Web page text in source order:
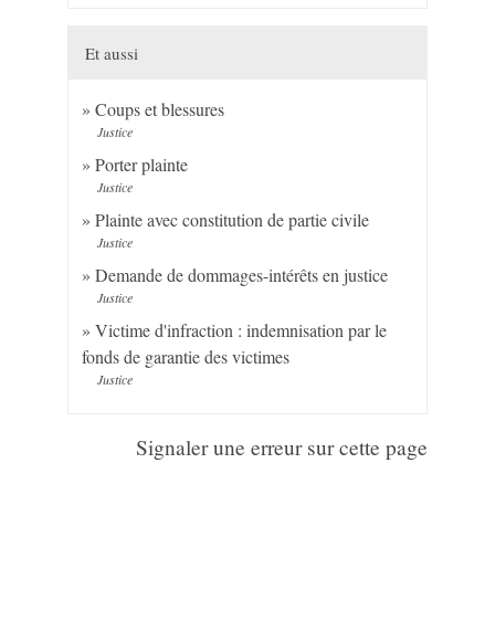
Et aussi
Coups et blessures
Justice
Porter plainte
Justice
Plainte avec constitution de partie civile
Justice
Demande de dommages-intérêts en justice
Justice
Victime d'infraction : indemnisation par le
fonds de garantie des victimes
Justice
Signaler une erreur sur cette page